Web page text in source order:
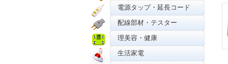
電源タップ・延長コード
配線部材・テスター
理美容・健康
生活家電